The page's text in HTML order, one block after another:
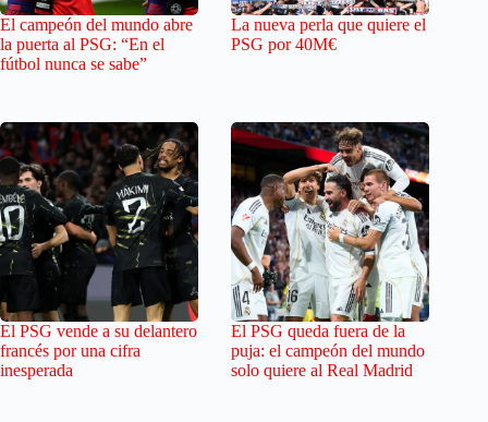
El campeón del mundo abre
la puerta al PSG: “En el
fútbol nunca se sabe”
La nueva perla que quiere el
PSG por 40M€
El PSG vende a su delantero
francés por una cifra
inesperada
El PSG queda fuera de la
puja: el campeón del mundo
solo quiere al Real Madrid